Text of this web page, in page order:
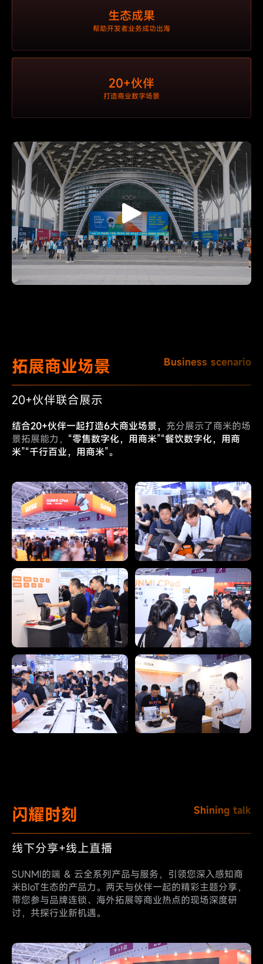
生态成果
帮助开发者业务成功出海
20+伙伴
打造商业数字场景
拓展商业场景 Business scenario
20+伙伴联合展示
结合20+伙伴一起打造6大商业场景， 充分展示了商米的场
景拓展能力， “零售数字化，用商米”“餐饮数字化，用商
米”“千行百业， 用商米”。
闪耀时刻 Shining talk
线下分享+线上直播
SUNMI的端 & 云全系列产品与服务，引领您深入感知商
米BIoT生态的产品力。两天与伙伴一起的精彩主题分享，
带您参与品牌连锁、海外拓展等商业热点的现场深度研
讨，共探行业新机遇。